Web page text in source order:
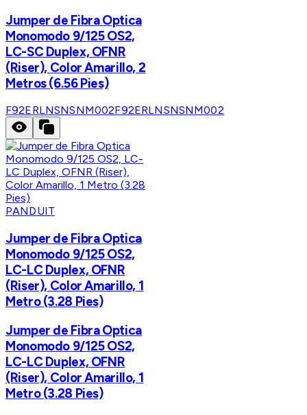
Jumper de Fibra Optica
Monomodo 9/125 OS2,
LC-SC Duplex, OFNR
(Riser), Color Amarillo, 2
Metros (6.56 Pies)
F92ERLNSNSNM002F92ERLNSNSNM002
PANDUIT
Jumper de Fibra Optica
Monomodo 9/125 OS2,
LC-LC Duplex, OFNR
(Riser), Color Amarillo, 1
Metro (3.28 Pies)
Jumper de Fibra Optica
Monomodo 9/125 OS2,
LC-LC Duplex, OFNR
(Riser), Color Amarillo, 1
Metro (3.28 Pies)